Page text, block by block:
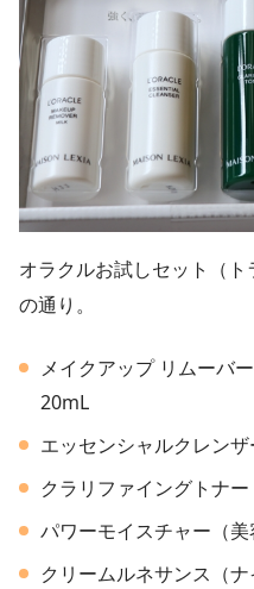
オラクルお試しセット（
の通り。
メイクアップ リムーバ
20mL
エッセンシャルクレン
クラリファイングトナ
パワーモイスチャー（
クリームルネサンス（